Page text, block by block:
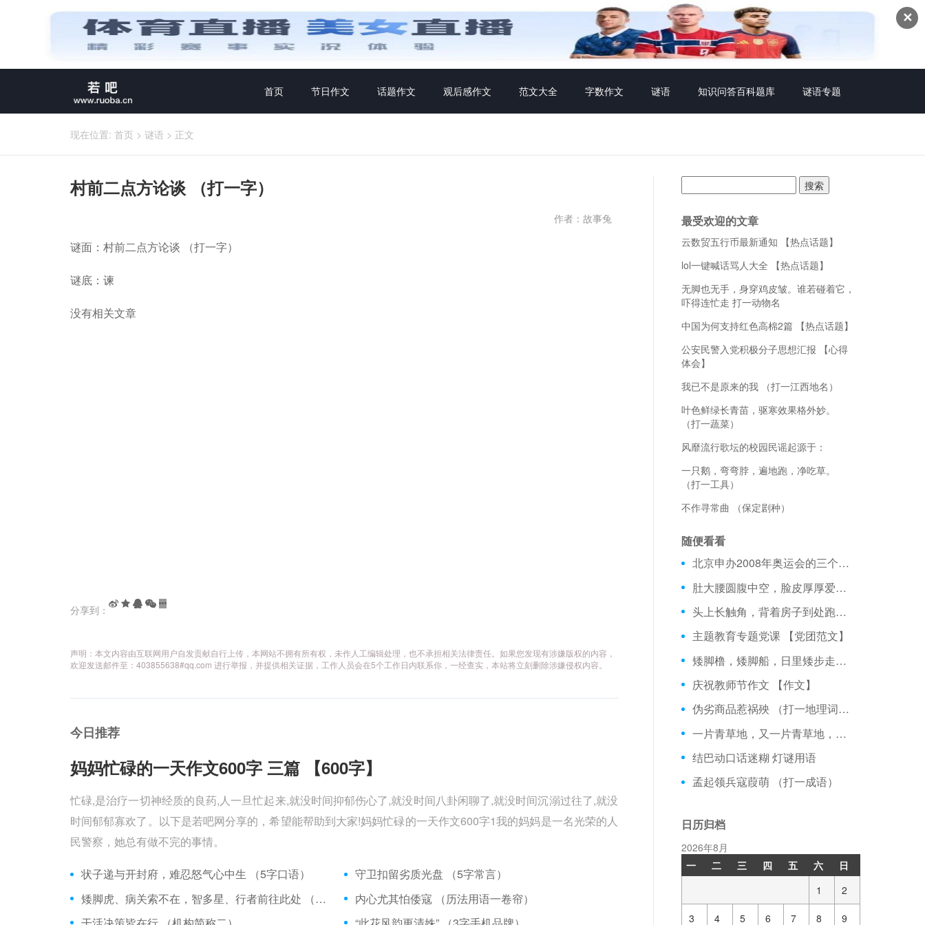
✕
首页 节日作文 话题作文 观后感作文 范文大全 字数作文 谜语 知识问答百科题库 谜语专题
现在位置: 首页 > 谜语 > 正文
村前二点方论谈 （打一字）
作者：故事兔
谜面：村前二点方论谈 （打一字）
谜底：谏
没有相关文章
分享到：
声明：本文内容由互联网用户自发贡献自行上传，本网站不拥有所有权，未作人工编辑处理，也不承担相关法律责任。如果您发现有涉嫌版权的内容，
欢迎发送邮件至：403855638#qq.com 进行举报，并提供相关证据，工作人员会在5个工作日内联系你，一经查实，本站将立刻删除涉嫌侵权内容。
今日推荐
妈妈忙碌的一天作文600字 三篇 【600字】
忙碌,是治疗一切神经质的良药,人一旦忙起来,就没时间抑郁伤心了,就没时间八卦闲聊了,就没时间沉溺过往了,就没
时间郁郁寡欢了。以下是若吧网分享的，希望能帮助到大家!妈妈忙碌的一天作文600字1我的妈妈是一名光荣的人
民警察，她总有做不完的事情。
状子递与开封府，难忍怒气心中生 （5字口语）
守卫扣留劣质光盘 （5字常言）
矮脚虎、病关索不在，智多星、行者前往此处 （七字俗语）
内心尤其怕倭寇 （历法用语一卷帘）
索：
最受欢迎的文章
云数贸五行币最新通知 【热点话题】
lol一键喊话骂人大全 【热点话题】
无脚也无手，身穿鸡皮皱。谁若碰着它，
吓得连忙走 打一动物名
中国为何支持红色高棉2篇 【热点话题】
公安民警入党积极分子思想汇报 【心得
体会】
我已不是原来的我 （打一江西地名）
叶色鲜绿长青苗，驱寒效果格外妙。
（打一蔬菜）
风靡流行歌坛的校园民谣起源于：
一只鹅，弯弯脖，遍地跑，净吃草。
（打一工具）
不作寻常曲 （保定剧种）
随便看看
北京申办2008年奥运会的三个全新理念，一个是绿色奥运，一个是人文奥运，还有一个是：
肚大腰圆腹中空，脸皮厚厚爱紧绷，别看胸中无点墨，说起话来咚咚咚。 （打一乐器）
头上长触角，背着房子到处跑。 （打一动物）
主题教育专题党课 【党团范文】
矮脚橹，矮脚船，日里矮步走出去，夜里矮步走进来。 （打一动物）
庆祝教师节作文 【作文】
伪劣商品惹祸殃 （打一地理词语）
一片青草地，又一片青草地，来了一群羊，又来了一群狼 打4种植物
结巴动口话迷糊 灯谜用语
孟起领兵寇葭萌 （打一成语）
日历归档
2026年8月
一
二 三 四 五 六
日
1
2
3 4 5 6 7 8 9